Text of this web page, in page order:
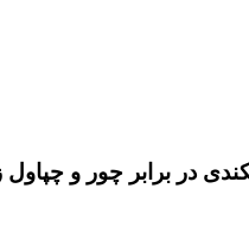
در برابر چور و